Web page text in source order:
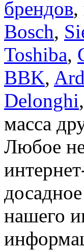
брендов,
Bosch,
Toshiba,
BBK,
Delonghi,
масса
Любое
нашего